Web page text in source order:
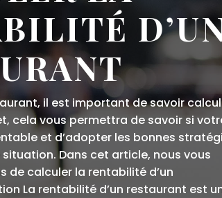
il est important de savoir
cela vous permettra de savoir si
et d’adopter les bonnes
Dans cet article, nous vous
de calculer la rentabilité d’un
La rentabilité d’un restaurant est